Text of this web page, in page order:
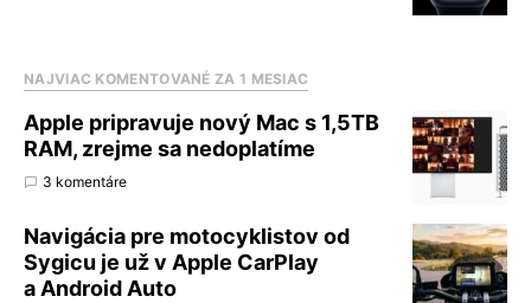
NAJVIAC KOMENTOVANÉ ZA 1 MESIAC
Apple pripravuje nový Mac s 1,5TB
RAM, zrejme sa nedoplatíme
3 komentáre
Navigácia pre motocyklistov od
Sygicu je už v Apple CarPlay
a Android Auto